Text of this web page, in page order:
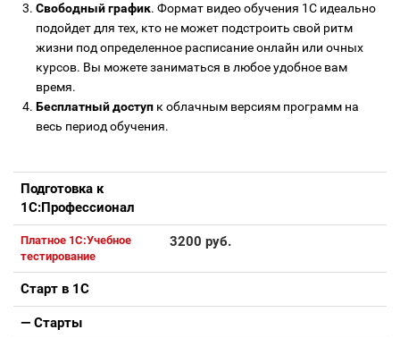
Свободный график. Формат видео обучения 1С идеально
подойдет для тех, кто не может подстроить свой ритм
жизни под определенное расписание онлайн или очных
курсов. Вы можете заниматься в любое удобное вам
время.
Бесплатный доступ к облачным версиям программ на
весь период обучения.
Подготовка к
1С:Профессионал
Платное 1С:Учебное
тестирование
3200 руб.
Старт в 1С
— Старты